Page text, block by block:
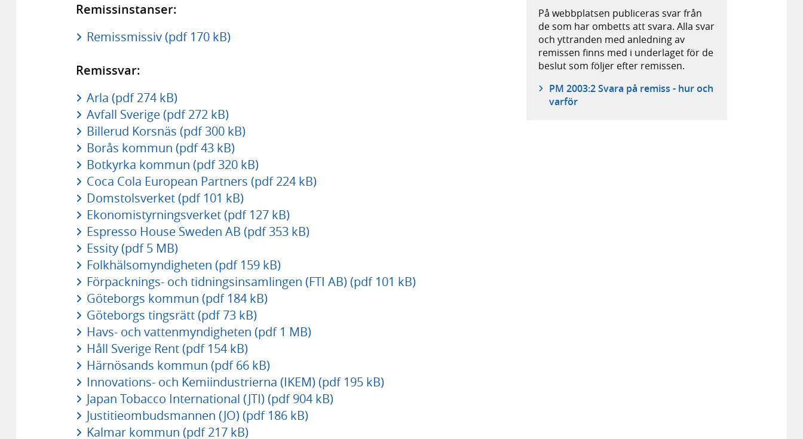
Remissinstanser:
Remissmissiv (pdf 170 kB)
Remissvar:
Arla (pdf 274 kB)
Avfall Sverige (pdf 272 kB)
Billerud Korsnäs (pdf 300 kB)
Borås kommun (pdf 43 kB)
Botkyrka kommun (pdf 320 kB)
Coca Cola European Partners (pdf 224 kB)
Domstolsverket (pdf 101 kB)
Ekonomistyrningsverket (pdf 127 kB)
Espresso House Sweden AB (pdf 353 kB)
Essity (pdf 5 MB)
Folkhälsomyndigheten (pdf 159 kB)
Förpacknings- och tidningsinsamlingen (FTI AB) (pdf 101 kB)
Göteborgs kommun (pdf 184 kB)
Göteborgs tingsrätt (pdf 73 kB)
Havs- och vattenmyndigheten (pdf 1 MB)
Håll Sverige Rent (pdf 154 kB)
Härnösands kommun (pdf 66 kB)
Innovations- och Kemiindustrierna (IKEM) (pdf 195 kB)
Japan Tobacco International (JTI) (pdf 904 kB)
Justitieombudsmannen (JO) (pdf 186 kB)
Kalmar kommun (pdf 217 kB)
På webbplatsen publiceras svar från
de som har ombetts att svara. Alla svar
och yttranden med anledning av
remissen finns med i underlaget för de
beslut som följer efter remissen.
PM 2003:2 Svara på remiss - hur och
varför